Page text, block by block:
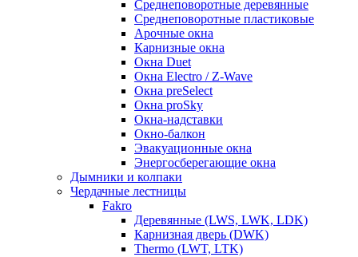
Cреднеповоротные деревянные
Cреднеповоротные пластиковые
Арочные окна
Карнизные окна
Окна Duet
Окна Electro / Z-Wave
Окна preSelect
Окна proSky
Окна-надставки
Окно-балкон
Эвакуационные окна
Энергосберегающие окна
Дымники и колпаки
Чердачные лестницы
Fakro
Деревянные (LWS, LWK, LDK)
Карнизная дверь (DWK)
Thermo (LWT, LTK)